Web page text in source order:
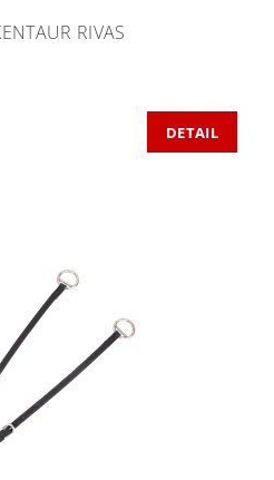
RIVAS
DETAIL